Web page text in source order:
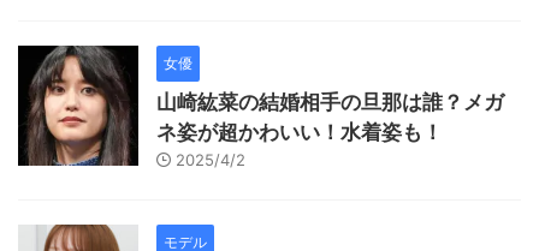
女優
山崎紘菜の結婚相手の旦那は誰？メガ
ネ姿が超かわいい！水着姿も！
2025/4/2
モデル